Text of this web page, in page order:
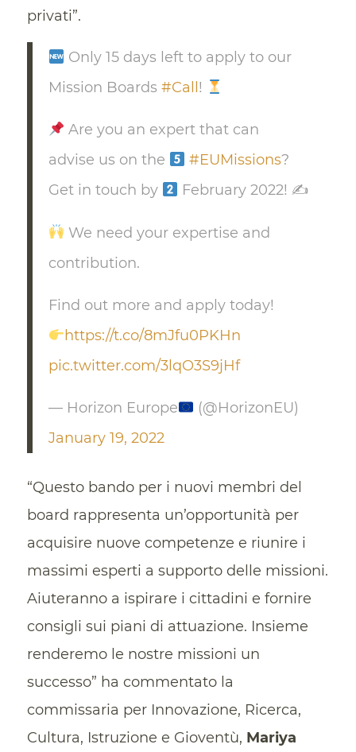
privati”.
Only 15 days left to apply to our
Mission Boards #Call !
Are you an expert that can
advise us on the
#EUMissions?
Get in touch by
February 2022! ✍
We need your expertise and
contribution.
Find out more and apply today!
https://t.co/8mJfu0PKHn
pic.twitter.com/3lqO3S9jHf
— Horizon Europe
(@HorizonEU)
January 19, 2022
“Questo bando per i nuovi membri del
board rappresenta un’opportunità per
acquisire nuove competenze e riunire i
massimi esperti a supporto delle missioni.
Aiuteranno a ispirare i cittadini e fornire
consigli sui piani di attuazione. Insieme
renderemo le nostre missioni un
successo” ha commentato la
commissaria per Innovazione, Ricerca,
Cultura, Istruzione e Gioventù, Mariya